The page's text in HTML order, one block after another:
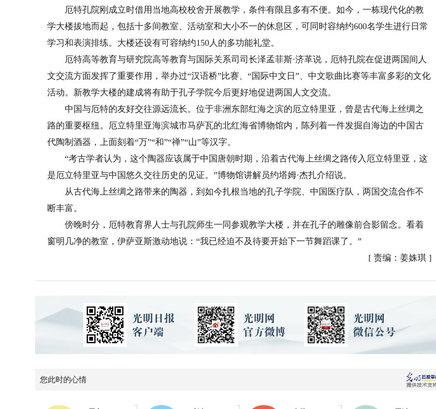
厄特孔院刚成立时借用当地高校校舍开展教学，条件有限且多有不便。如今，一栋现代化的教
学大楼拔地而起，包括十多间教室、活动室和大小不一的休息区，可同时容纳约600名学生进行日常
学习和表演排练。大楼还设有可容纳约150人的多功能礼堂。
厄特高等教育与研究院高等教育与国际关系司司长泽孟菲斯·济革说，厄特孔院在促进两国间人
文交流方面发挥了重要作用，举办过“汉语桥”比赛、“国际中文日”、中文歌曲比赛等丰富多彩的文化
活动。新教学大楼的建成将有助于孔子学院今后更好地促进两国人文交流。
中国与厄特的友好交往源远流长。位于非洲东部红海之滨的厄立特里亚，曾是古代海上丝绸之
路的重要枢纽。厄立特里亚海滨城市马萨瓦的北红海省博物馆内，陈列着一件发掘自海边的中国古
代陶制酒器，上面刻着“万”“和”“禅”“山”等汉字。
“考古学者认为，这个陶器应该属于中国唐朝时期，沿着古代海上丝绸之路传入厄立特里亚，这
是厄立特里亚与中国悠久交往历史的见证。”博物馆讲解员约塔姆·杰扎介绍说。
从古代海上丝绸之路带来的陶器，到如今扎根当地的孔子学院、中国医疗队，两国交流合作不
断丰富。
傍晚时分，厄特教育界人士与孔院师生一同参观教学大楼，并在孔子的雕像前合影留念。看着
窗明几净的教室，伊萨亚斯激动地说：“我已经迫不及待要开始下一节舞蹈课了。”
[ 责编：姜姝琪]
您此时的心情